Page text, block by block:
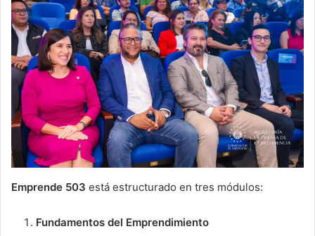
Emprende 503 está estructurado en tres módulos:
Fundamentos del Emprendimiento